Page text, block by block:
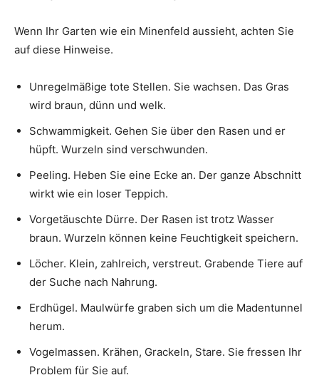
Wenn Ihr Garten wie ein Minenfeld aussieht, achten Sie
auf diese Hinweise.
Unregelmäßige tote Stellen. Sie wachsen. Das Gras
wird braun, dünn und welk.
Schwammigkeit. Gehen Sie über den Rasen und er
hüpft. Wurzeln sind verschwunden.
Peeling. Heben Sie eine Ecke an. Der ganze Abschnitt
wirkt wie ein loser Teppich.
Vorgetäuschte Dürre. Der Rasen ist trotz Wasser
braun. Wurzeln können keine Feuchtigkeit speichern.
Löcher. Klein, zahlreich, verstreut. Grabende Tiere auf
der Suche nach Nahrung.
Erdhügel. Maulwürfe graben sich um die Madentunnel
herum.
Vogelmassen. Krähen, Grackeln, Stare. Sie fressen Ihr
Problem für Sie auf.